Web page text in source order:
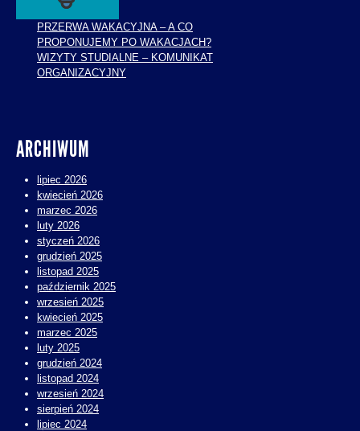
PRZERWA WAKACYJNA – A CO
PROPONUJEMY PO WAKACJACH?
WIZYTY STUDIALNE – KOMUNIKAT
ORGANIZACYJNY
ARCHIWUM
lipiec 2026
kwiecień 2026
marzec 2026
luty 2026
styczeń 2026
grudzień 2025
listopad 2025
październik 2025
wrzesień 2025
kwiecień 2025
marzec 2025
luty 2025
grudzień 2024
listopad 2024
wrzesień 2024
sierpień 2024
lipiec 2024